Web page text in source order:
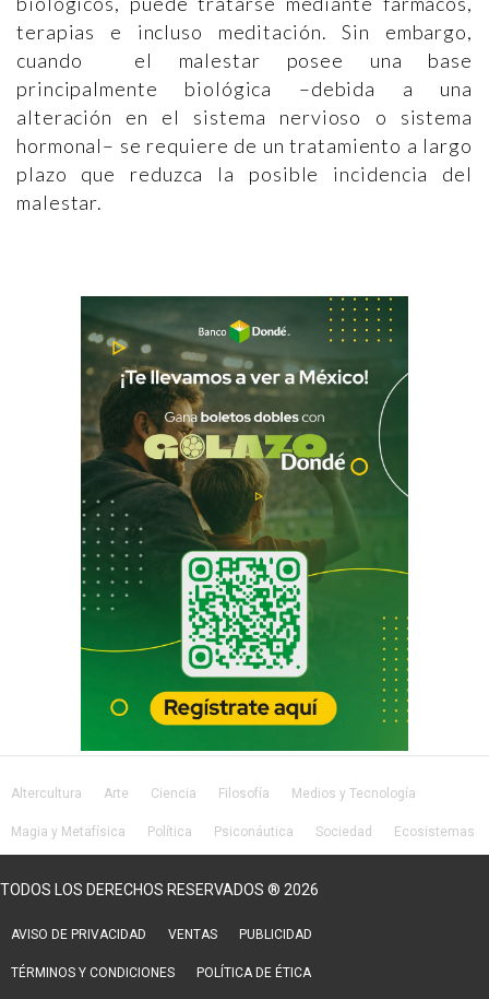
terapias e incluso meditación. Sin embargo,
cuando el malestar posee una base
principalmente biológica –debida a una
alteración en el sistema nervioso o sistema
hormonal– se requiere de un tratamiento a largo
plazo que reduzca la posible incidencia del
malestar.
Altercultura Arte Ciencia Filosofía Medios y Tecnología
Magia y Metafísica Política Psiconáutica Sociedad Ecosistemas
TODOS LOS DERECHOS RESERVADOS ® 2026
AVISO DE PRIVACIDAD VENTAS PUBLICIDAD
TÉRMINOS Y CONDICIONES POLÍTICA DE ÉTICA